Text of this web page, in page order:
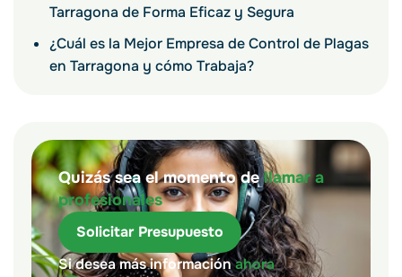
Tarragona de Forma Eficaz y Segura
¿Cuál es la Mejor Empresa de Control de Plagas
en Tarragona y cómo Trabaja?
Quizás sea el momento dellamar a
profesionales
Solicitar Presupuesto
Si desea más informaciónahora